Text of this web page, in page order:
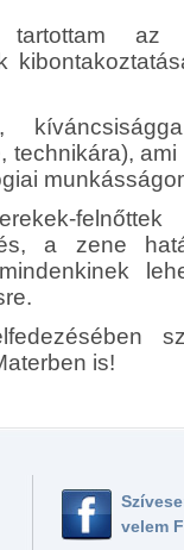
az
technikára),
felnőttek
a zene
is!
velem